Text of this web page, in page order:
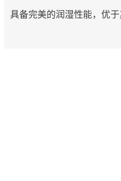
具备完美的润湿性能，优于